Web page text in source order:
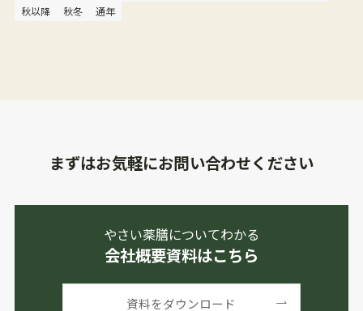
秋以降
秋冬 通年
まずはお気軽にお問い合わせください
やさい薬膳についてわかる
会社概要資料はこちら
資料をダウンロード